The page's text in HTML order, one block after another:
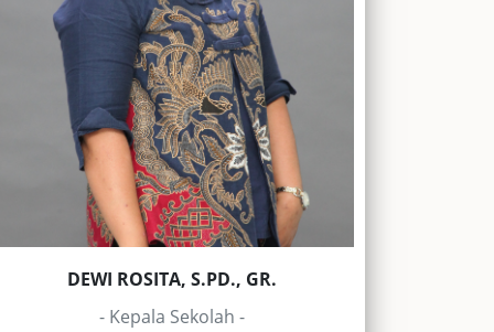
DEWI ROSITA, S.PD., GR.
- Kepala Sekolah -